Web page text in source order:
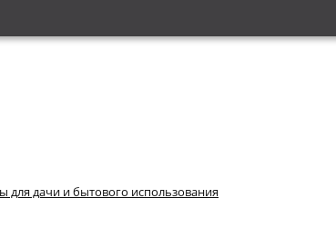
для дачи и бытового использования